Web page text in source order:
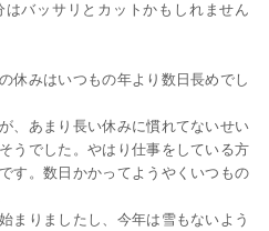
バッサリとカットかもしれません
休みはいつもの年より数日長めでし
、あまり長い休みに慣れてないせい
うでした。やはり仕事をしている方
す。数日かかってようやくいつもの
まりましたし、今年は雪もないよう